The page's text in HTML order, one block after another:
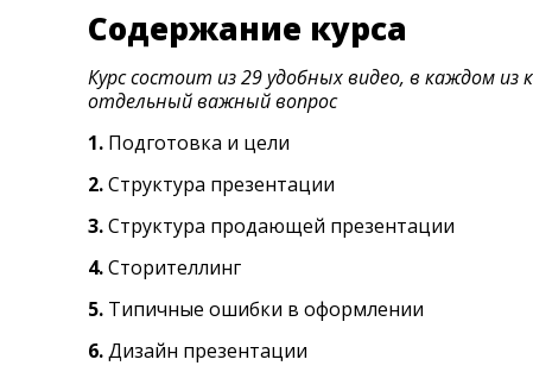
Содержание курса
Курс состоит из 29 удобных видео, в каждом
отдельный важный вопрос
1. Подготовка и цели
2.Структура презентации
3.Структура продающей презентации
4.Сторителлинг
5. Типичные ошибки в оформлении
6.Дизайн презентации